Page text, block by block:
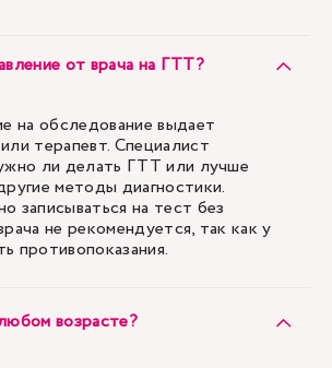
от врача на ГТТ?
на обследование выдает
терапевт. Специалист
ли делать ГТТ или лучше
методы диагностики.
записываться на тест без
не рекомендуется, так как у
противопоказания.
возрасте?